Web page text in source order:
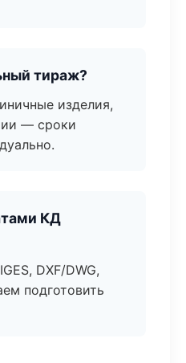
тираж?
изделия,
— сроки
КД
DXF/DWG,
подготовить